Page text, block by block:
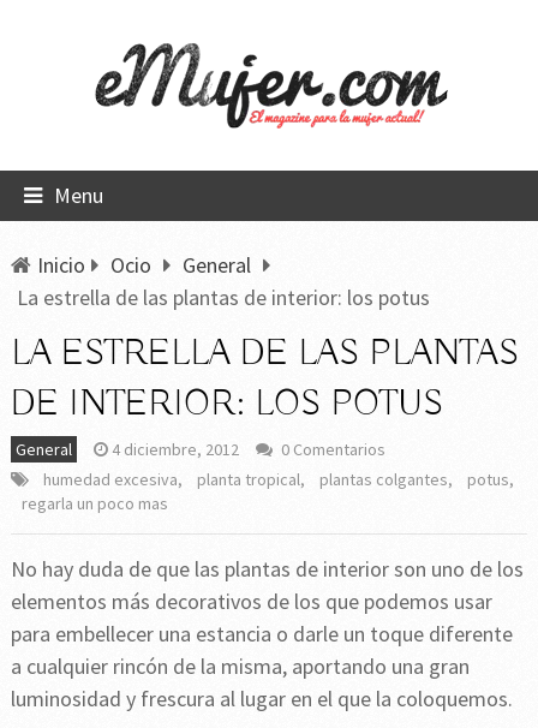
Menu
Inicio Ocio
General
La estrella de las plantas de interior: los potus
LA ESTRELLA DE LAS PLANTAS
DE INTERIOR: LOS POTUS
General 4 diciembre, 2012
0 Comentarios
humedad excesiva, planta tropical, plantas colgantes, potus,
regarla un poco mas
No hay duda de que las plantas de interior son uno de los
elementos más decorativos de los que podemos usar
para embellecer una estancia o darle un toque diferente
a cualquier rincón de la misma, aportando una gran
luminosidad y frescura al lugar en el que la coloquemos.